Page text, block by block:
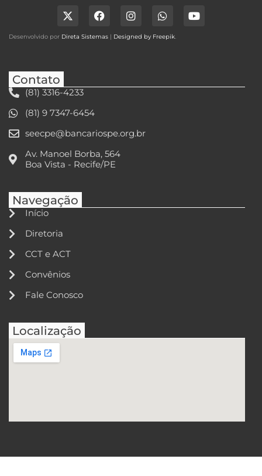
Desenvolvido por Direta Sistemas | Designed by Freepik
Contato
(81) 3316-4233
(81) 9 7347-6454
seecpe@bancariospe.org.br
Av. Manoel Borba, 564
Boa Vista - Recife/PE
Navegação
Início
Diretoria
CCT e ACT
Convênios
Fale Conosco
Localização